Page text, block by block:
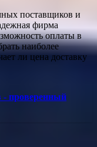
поставщиков и
фирма
оплаты в
наиболее
ли цена доставку
- проверенный